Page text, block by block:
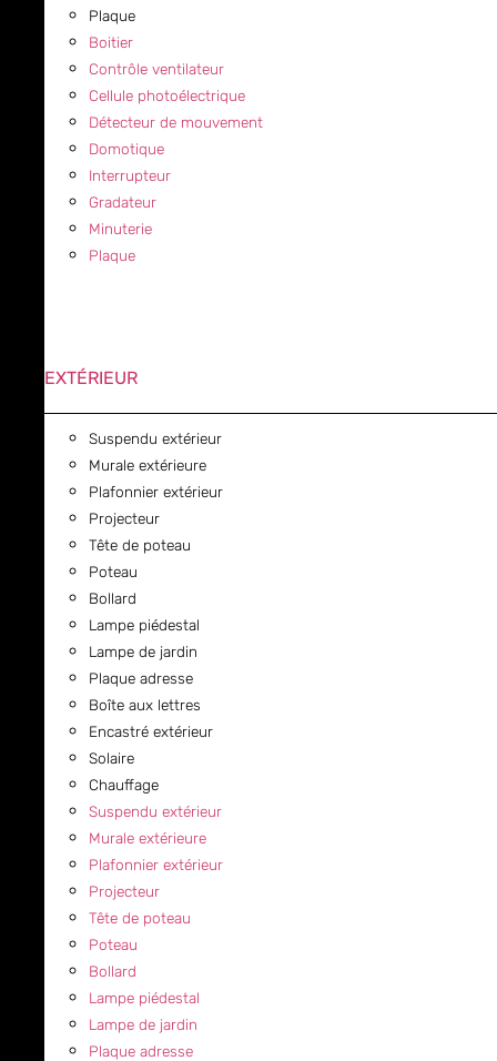
Plaque
Boitier
Contrôle ventilateur
Cellule photoélectrique
Détecteur de mouvement
Domotique
Interrupteur
Gradateur
Minuterie
Plaque
EXTÉRIEUR
Suspendu extérieur
Murale extérieure
Plafonnier extérieur
Projecteur
Tête de poteau
Poteau
Bollard
Lampe piédestal
Lampe de jardin
Plaque adresse
Boîte aux lettres
Encastré extérieur
Solaire
Chauffage
Suspendu extérieur
Murale extérieure
Plafonnier extérieur
Projecteur
Tête de poteau
Poteau
Bollard
Lampe piédestal
Lampe de jardin
Plaque adresse